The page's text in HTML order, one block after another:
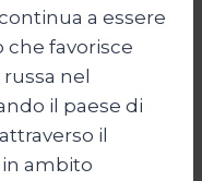
a essere
favorisce
russa nel
il paese di
il
ambito